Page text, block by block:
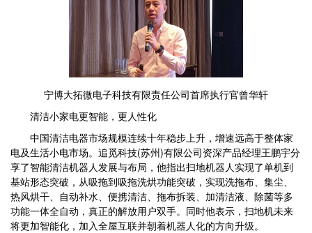
宁博大拓微电子科技有限责任公司首席执行官曾华轩
清洁小家电更智能，更人性化
中国清洁电器市场规模连续十年稳步上升，增速远高于整体家
电及生活小电市场。追觅科技(苏州)有限公司资深产品经理王鹏宇分
享了智能清洁机器人发展与布局，他指出扫地机器人实现了单机到
基站形态突破，从吸拖到吸拖洗烘功能突破，实现洗拖布、集尘、
热风烘干、自动补水、便携清洁、拖布拆装、加清洁液、除菌等多
功能一体全自动，真正的解放用户双手。同时他表示，扫地机未来
将更加智能化，加入全屋互联并朝着机器人化的方向升级。